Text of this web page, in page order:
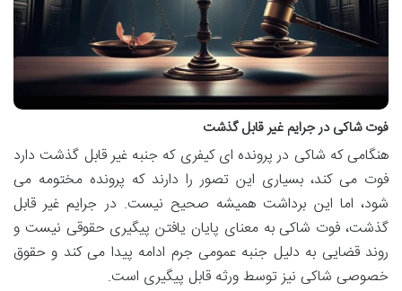
فوت شاکی در جرایم غیر قابل گذشت
هنگامی که شاکی در پرونده ای کیفری که جنبه غیر قابل گذشت دارد
فوت می کند، بسیاری این تصور را دارند که پرونده مختومه می
شود، اما این برداشت همیشه صحیح نیست. در جرایم غیر قابل
گذشت، فوت شاکی به معنای پایان یافتن پیگیری حقوقی نیست و
روند قضایی به دلیل جنبه عمومی جرم ادامه پیدا می کند و حقوق
خصوصی شاکی نیز توسط ورثه قابل پیگیری است.